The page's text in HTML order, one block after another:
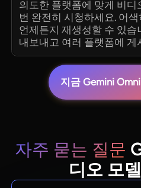
의도한 플랫폼에 맞게 비
번 완전히 시청하세요. 어
언제든지 재생성할 수 있습
내보내고 여러 플랫폼에 게
지금 Gemini
자주 묻는 질문
디오 모